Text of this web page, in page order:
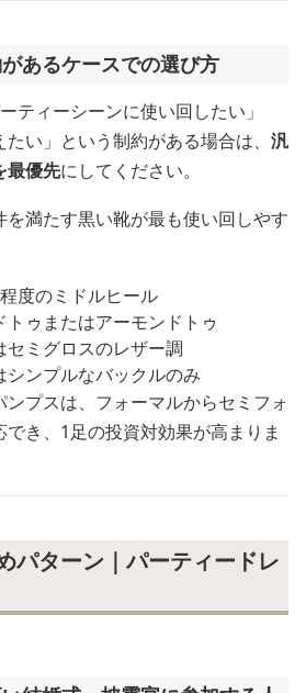
あるケースでの選び方
ティーシーンに使い回したい」
たい」という制約がある場合は、 汎
最優先にしてください。
満たす黒い靴が最も使い回しやす
度のミドルヒール
ゥまたはアーモンドトゥ
ミグロスのレザー調
ンプルなバックルのみ
ンプスは、フォーマルからセミフォ
き、1足の投資対効果が高まりま
パターン｜パーティードレ